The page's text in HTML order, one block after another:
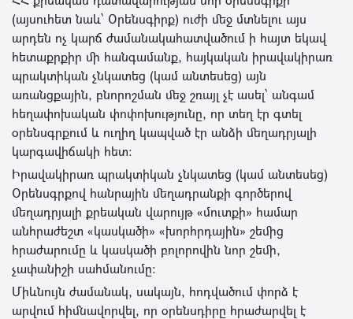
(այսուհետ նաև՝ Օրենսգիրք) ուժի մեջ մտնելու այս
արդեն ոչ կարճ ժամանակահատվածում ի հայտ եկավ
հետաքրքիր մի հանգամանք, հայկական իրավակիրառ
պրակտիկան չնկատեց (կամ անտեսեց) այն
առանցքային, բնորոշման մեջ շռայլ չէ ասել՝ անգամ
հեղափոխական փոփոխությունը, որ տեղ էր գտել
օրենսգրքում և ուղիղ կապված էր անձի մեղադրյալի
կարգավիճակի հետ։
Իրավակիրառ պրակտիկան չնկատեց (կամ անտեսեց)
Օրենսգրքով հանրային մեղադրանքի գործերով
մեղադրյալի քրեական վարույթ «մուտքի» համար
անհրաժեշտ «կասկածի» «խորհրդային» շեմից
հրաժարումը և կասկածի բոլորովին նոր շեմի,
չափանիշի սահմանումը։
Միևնույն ժամանակ, սակայն, հոդվածում փորձ է
արվում հիմնավորվել, որ օրենսդիրը հրաժարվել է